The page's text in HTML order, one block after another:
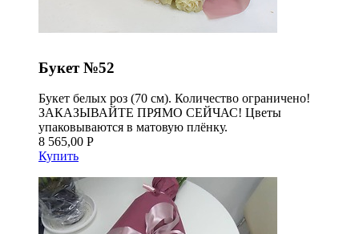
Букет №52
Букет белых роз (70 см). Количество ограничено!
ЗАКАЗЫВАЙТЕ ПРЯМО СЕЙЧАС! Цветы
упаковываются в матовую плёнку.
8 565,00 Р
Купить